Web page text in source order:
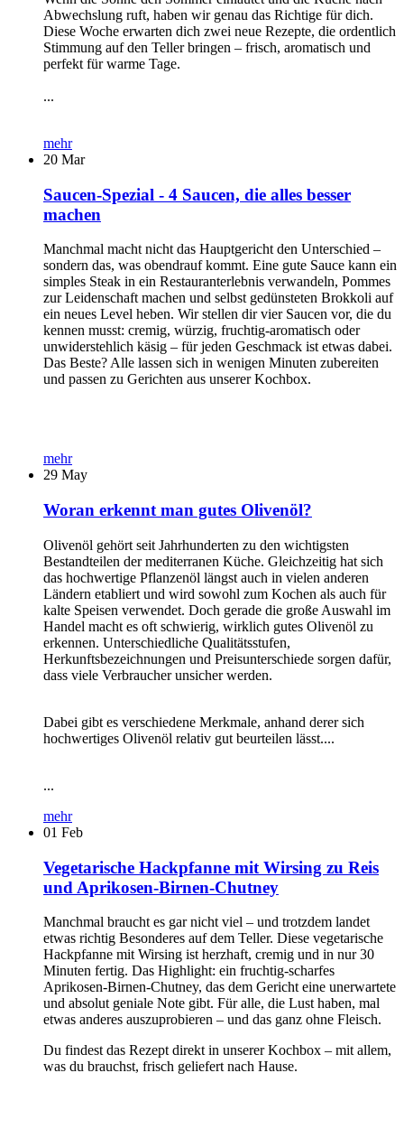
Abwechslung ruft, haben wir genau das Richtige für dich.
Diese Woche erwarten dich zwei neue Rezepte, die ordentlich
Stimmung auf den Teller bringen – frisch, aromatisch und
perfekt für warme Tage.
...
mehr
20 Mar
Saucen-Spezial - 4 Saucen, die alles besser
machen
Manchmal macht nicht das Hauptgericht den Unterschied –
sondern das, was obendrauf kommt. Eine gute Sauce kann ein
simples Steak in ein Restauranterlebnis verwandeln, Pommes
zur Leidenschaft machen und selbst gedünsteten Brokkoli auf
ein neues Level heben. Wir stellen dir vier Saucen vor, die du
kennen musst: cremig, würzig, fruchtig-aromatisch oder
unwiderstehlich käsig – für jeden Geschmack ist etwas dabei.
Das Beste? Alle lassen sich in wenigen Minuten zubereiten
und passen zu Gerichten aus unserer Kochbox.
mehr
29 May
Woran erkennt man gutes Olivenöl?
Olivenöl gehört seit Jahrhunderten zu den wichtigsten
Bestandteilen der mediterranen Küche. Gleichzeitig hat sich
das hochwertige Pflanzenöl längst auch in vielen anderen
Ländern etabliert und wird sowohl zum Kochen als auch für
kalte Speisen verwendet. Doch gerade die große Auswahl im
Handel macht es oft schwierig, wirklich gutes Olivenöl zu
erkennen. Unterschiedliche Qualitätsstufen,
Herkunftsbezeichnungen und Preisunterschiede sorgen dafür,
dass viele Verbraucher unsicher werden.
Dabei gibt es verschiedene Merkmale, anhand derer sich
hochwertiges Olivenöl relativ gut beurteilen lässt....
...
mehr
01 Feb
Vegetarische Hackpfanne mit Wirsing zu Reis
und Aprikosen-Birnen-Chutney
Manchmal braucht es gar nicht viel – und trotzdem landet
etwas richtig Besonderes auf dem Teller. Diese vegetarische
Hackpfanne mit Wirsing ist herzhaft, cremig und in nur 30
Minuten fertig. Das Highlight: ein fruchtig-scharfes
Aprikosen-Birnen-Chutney, das dem Gericht eine unerwartete
und absolut geniale Note gibt. Für alle, die Lust haben, mal
etwas anderes auszuprobieren – und das ganz ohne Fleisch.
Du findest das Rezept direkt in unserer Kochbox – mit allem,
was du brauchst, frisch geliefert nach Hause.